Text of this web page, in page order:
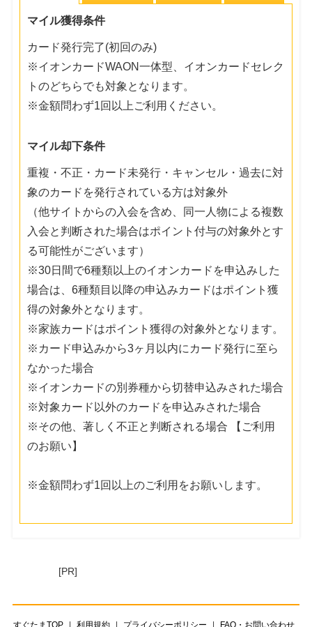
マイル獲得条件
カード発行完了(初回のみ)
※イオンカードWAON一体型、イオンカードセレク
トのどちらでも対象となります。
※金額問わず1回以上ご利用ください。
マイル却下条件
重複・不正・カード未発行・キャンセル・過去に対
象のカードを発行されている方は対象外
（他サイトからの入会を含め、同一人物による複数
入会と判断された場合はポイント付与の対象外とす
る可能性がございます）
※30日間で6種類以上のイオンカードを申込みした
場合は、6種類目以降の申込みカードはポイント獲
得の対象外となります。
※家族カードはポイント獲得の対象外となります。
※カード申込みから3ヶ月以内にカード発行に至ら
なかった場合
※イオンカードの別券種から切替申込みされた場合
※対象カード以外のカードを申込みされた場合
※その他、著しく不正と判断される場合 【ご利用
のお願い】
※金額問わず1回以上のご利用をお願いします。
[PR]
すぐたまTOP 利用規約 プライバシーポリシー FAQ・お問い合わせ